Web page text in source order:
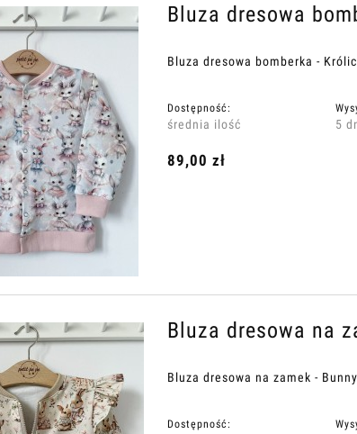
Bluza dresowa
Bluza dresowa bomberka -
Dostępność:
średnia ilość 5
89,00 zł
Bluza dresowa na
Bluza dresowa na zamek -
Dostępność: